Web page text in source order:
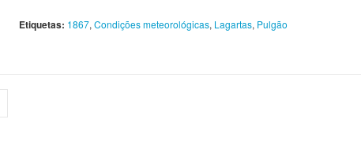
Etiquetas: 1867, Condições meteorológicas, Lagartas, Pulgão